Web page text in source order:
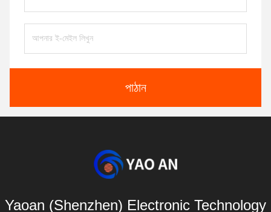
পাঠান
Yaoan (Shenzhen) Electronic Technology